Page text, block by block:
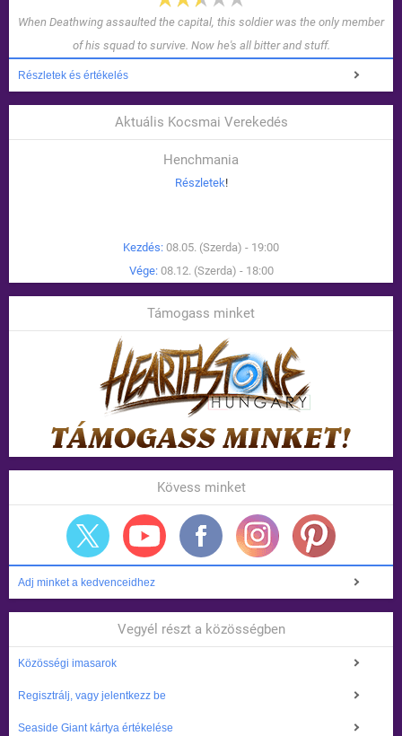
When Deathwing assaulted the capital, this soldier was the only member
of his squad to survive. Now he's all bitter and stuff.
Részletek és értékelés
Aktuális Kocsmai Verekedés
Henchmania
Részletek!
Kezdés: 08.05. (Szerda) - 19:00
Vége: 08.12. (Szerda) - 18:00
Támogass minket
Kövess minket
Adj minket a kedvenceidhez
Vegyél részt a közösségben
Közösségi imasarok
Regisztrálj, vagy jelentkezz be
Seaside Giant kártya értékelése